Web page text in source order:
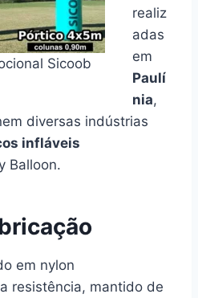
Sicoob
realiz
adas
em
Paulí
nia,
diversas indústrias
infláveis
Balloon.
em nylon
resistência, mantido de